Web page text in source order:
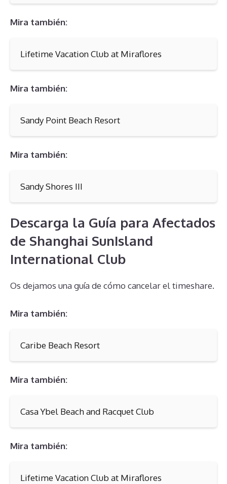
Mira también:
Lifetime Vacation Club at Miraflores
Mira también:
Sandy Point Beach Resort
Mira también:
Sandy Shores III
Descarga la Guía para Afectados
de Shanghai SunIsland
International Club
Os dejamos una guía de cómo cancelar el timeshare.
Mira también:
Caribe Beach Resort
Mira también:
Casa Ybel Beach and Racquet Club
Mira también:
Lifetime Vacation Club at Miraflores